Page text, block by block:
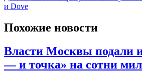
и Dove
Похожие новости
Власти Москвы подали
— и точка» на сотни